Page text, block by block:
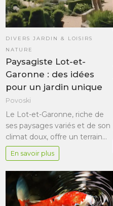
DIVERS JARDIN & LOISIRS
NATURE
Paysagiste Lot-et-
Garonne : des idées
pour un jardin unique
Povoski
Le Lot-et-Garonne, riche de
ses paysages variés et de son
climat doux, offre un terrain…
En savoir plus